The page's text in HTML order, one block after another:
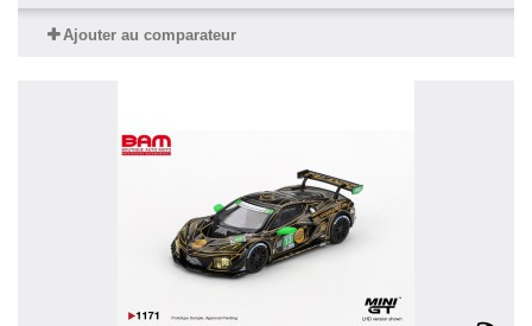
Ajouter au comparateur